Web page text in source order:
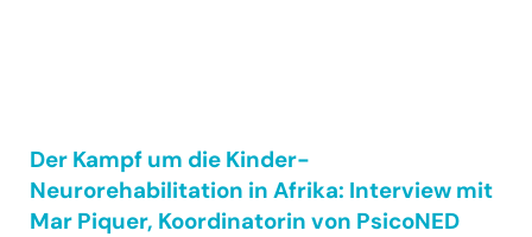
Der Kampf um die Kinder-
Neurorehabilitation in Afrika: Interview mit
Mar Piquer, Koordinatorin von PsicoNED